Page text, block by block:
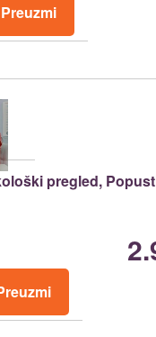
Preuzmi
pregled,